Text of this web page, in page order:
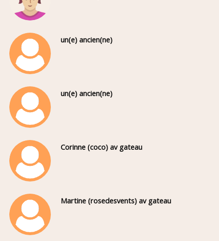
un(e) ancien(ne)
un(e) ancien(ne)
Corinne (coco) av gateau
Martine (rosedesvents) av gateau